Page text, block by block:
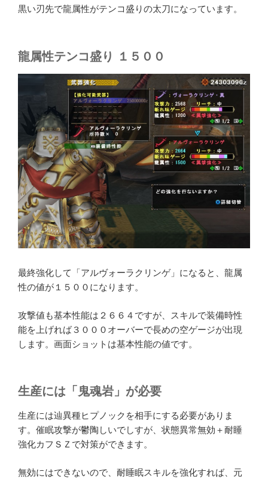
黒い刃先で龍属性がテンコ盛りの太刀になっています。
龍属性テンコ盛り １５００
最終強化して「アルヴォーラクリンゲ」になると、龍属
性の値が１５００になります。
攻撃値も基本性能は２６６４ですが、スキルで装備時性
能を上げれば３０００オーバーで長めの空ゲージが出現
します。画面ショットは基本性能の値です。
生産には「鬼魂岩」が必要
生産には辿異種ヒプノックを相手にする必要がありま
す。催眠攻撃が鬱陶しいでしすが、状態異常無効＋耐睡
強化カフＳＺで対策ができます。
無効にはできないので、耐睡眠スキルを強化すれば、元